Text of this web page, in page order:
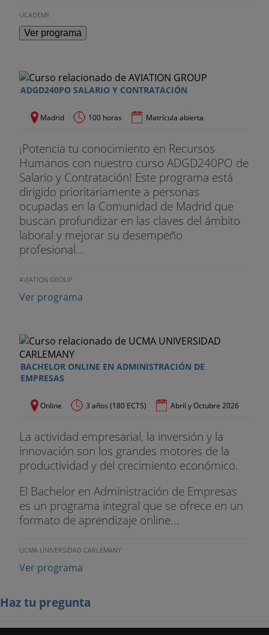
UCADEMY
Ver programa
ADGD240PO SALARIO Y CONTRATACIÓN
Madrid 100 horas Matrícula abierta
¡Potencia tu conocimiento en Recursos
Humanos con nuestro curso ADGD240PO de
Salario y Contratación! Este programa está
dirigido prioritariamente a personas
ocupadas en la Comunidad de Madrid que
buscan profundizar en las claves del ámbito
laboral y mejorar su desempeño
profesional...
AVIATION GROUP
Ver programa
BACHELOR ONLINE EN ADMINISTRACIÓN DE
EMPRESAS
Online 3 años (180 ECTS) Abril y Octubre 2026
La actividad empresarial, la inversión y la
innovación son los grandes motores de la
productividad y del crecimiento económico.
El Bachelor en Administración de Empresas
es un programa integral que se ofrece en un
formato de aprendizaje online...
UCMA UNIVERSIDAD CARLEMANY
Ver programa
Haz tu pregunta